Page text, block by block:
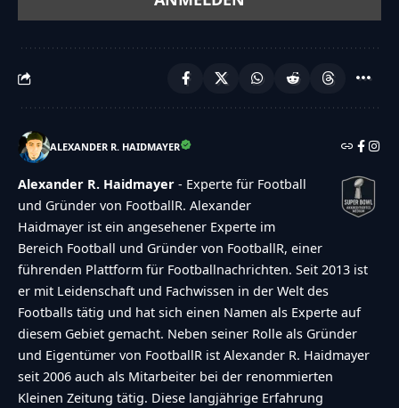
ALEXANDER R. HAIDMAYER
Alexander R. Haidmayer - Experte für Football
und Gründer von FootballR. Alexander
Haidmayer ist ein angesehener Experte im
Bereich Football und Gründer von FootballR, einer
führenden Plattform für Footballnachrichten. Seit 2013 ist
er mit Leidenschaft und Fachwissen in der Welt des
Footballs tätig und hat sich einen Namen als Experte auf
diesem Gebiet gemacht. Neben seiner Rolle als Gründer
und Eigentümer von FootballR ist Alexander R. Haidmayer
seit 2006 auch als Mitarbeiter bei der renommierten
Kleinen Zeitung tätig. Diese langjährige Erfahrung